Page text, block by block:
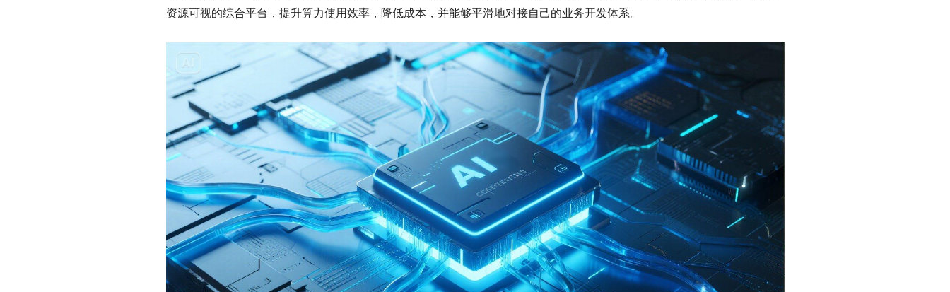
资源可视的综合平台，提升算力使用效率，降低成本，并能够平滑地对接自己的业务开发体系。